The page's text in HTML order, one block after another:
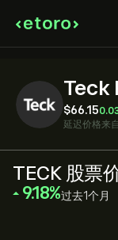
Teck
‎$‎66.15
延迟价格来自
TECK 股票
‎9.18‎ 过去1个月